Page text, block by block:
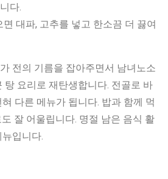
다.
대파, 고추를 넣고 한소끔 더 끓여
전의 기름을 잡아주면서 남녀노소
탕 요리로 재탄생합니다. 전골로 바
다른 메뉴가 됩니다. 밥과 함께 먹
잘 어울립니다. 명절 남은 음식 활
입니다.